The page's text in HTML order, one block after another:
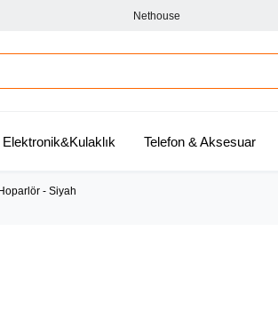
Nethouse
Elektronik&Kulaklık Telefon & Aksesuar
- Siyah